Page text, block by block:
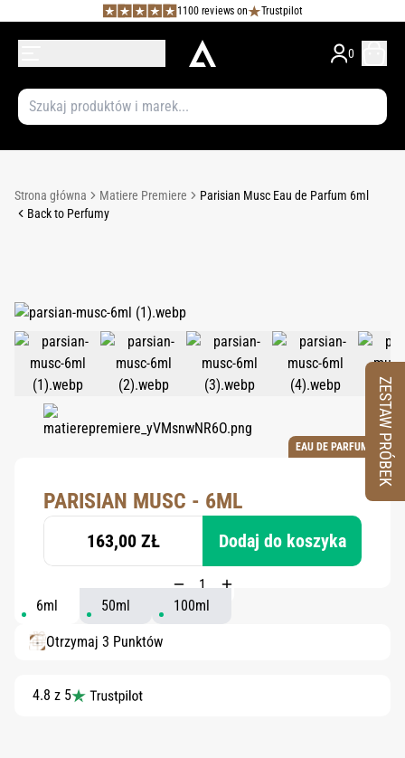
1100 reviews on Trustpilot
0
Strona główna Matiere Premiere
Parisian Musc Eau de Parfum 6ml
Back to Perfumy
EAU DE PARFUM
PARISIAN MUSC - 6ML
163,00 ZŁ Dodaj do koszyka
6ml 50ml 100ml
Otrzymaj 3 Punktów
4.8 z 5
ZESTAW PRÓBEK